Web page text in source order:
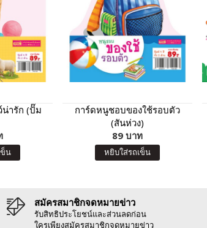
ารัก (ปั๊ม
น
การ์ดหนูชอบของใช้รอบตัว
(สันห่วง)
89 บาท
หยิบใส่รถเข็น
สมัครสมาชิกจดหมายข่าว
รับสิทธิประโยชน์และส่วนลดก่อน
ใครเพียงสมัครสมาชิกจดหมายข่าว